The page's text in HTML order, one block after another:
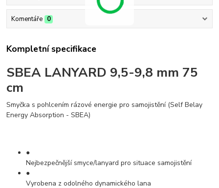
Komentáře 0
Kompletní specifikace
SBEA LANYARD 9,5-9,8 mm 75
cm
Smyčka s pohlcením rázové energie pro samojistění (Self Belay
Energy Absorption - SBEA)
●
Nejbezpečnější smyce/lanyard pro situace samojistění
●
Vyrobena z odolného dynamického lana